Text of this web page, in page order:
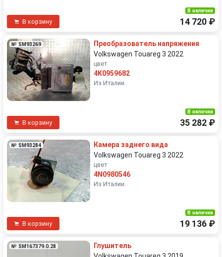
В корзину
В наличии
14 720 ₽
№ SM93269
Преобразователь напряжения
Volkswagen Touareg 3 2022
цвет
4K0959682
Из Италии.
В корзину
В наличии
35 282 ₽
№ SM93284
Камера заднего вида
Volkswagen Touareg 3 2022
цвет
4N0980546
Из Италии.
В корзину
В наличии
19 136 ₽
№ SM167379.0.28
Глушитель